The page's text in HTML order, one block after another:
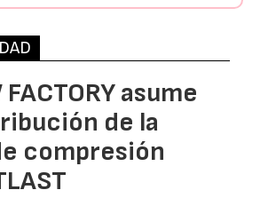
FACTORY asume
de la
compresión